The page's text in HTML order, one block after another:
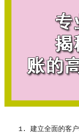
1. 建立全面的客户